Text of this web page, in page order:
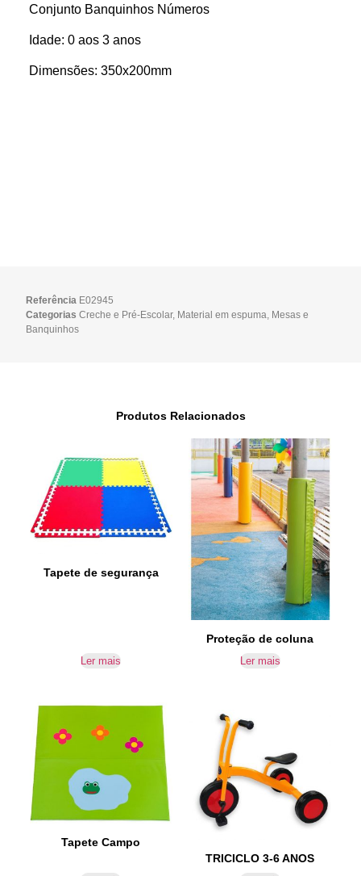
Conjunto Banquinhos Números
Idade: 0 aos 3 anos
Dimensões: 350x200mm
Referência E02945
Categorias Creche e Pré-Escolar, Material em espuma Mesas e
Banquinhos
Produtos Relacionados
Tapete de segurança
Ler mais
Proteção de coluna
Ler mais
Tapete Campo
TRICICLO 3-6 ANOS